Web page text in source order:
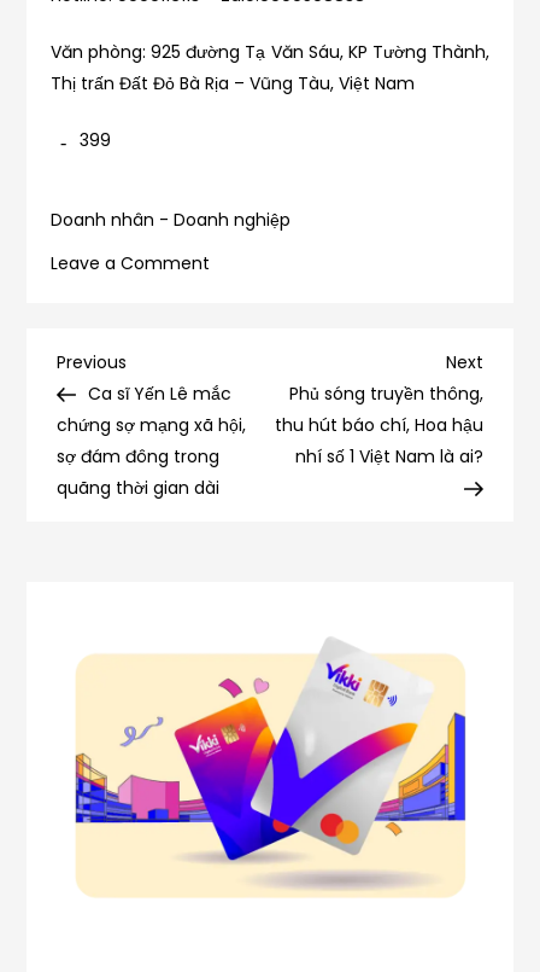
Văn phòng: 925 đường Tạ Văn Sáu, KP Tường Thành,
Thị trấn Đất Đỏ Bà Rịa – Vũng Tàu, Việt Nam
399
Doanh nhân - Doanh nghiệp
Leave a Comment
nhà
thơ
–
hoa
khởi
xướng
đề
án
xây
dựng
Điều
hướng
bài
Previous
Post
Previous
Ca sĩ Yến Lê mắc
chứng sợ mạng xã hội,
sợ đám đông trong
quãng thời gian dài
Next
Post
Next
Phủ sóng truyền thông,
thu hút báo chí, Hoa hậu
nhí số 1 Việt Nam là ai?